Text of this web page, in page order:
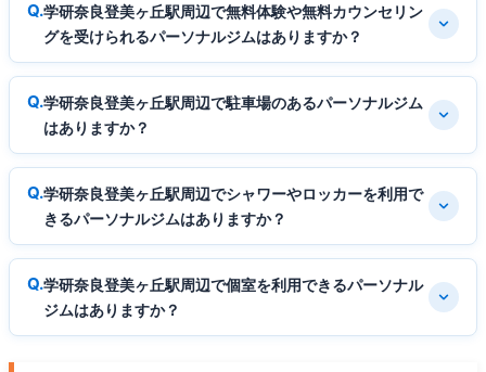
学研奈良登美ヶ丘駅周辺で無料体験や無料カウンセリン
グを受けられるパーソナルジムはありますか？
学研奈良登美ヶ丘駅周辺で駐車場のあるパーソナルジム
はありますか？
学研奈良登美ヶ丘駅周辺でシャワーやロッカーを利用で
きるパーソナルジムはありますか？
学研奈良登美ヶ丘駅周辺で個室を利用できるパーソナル
ジムはありますか？